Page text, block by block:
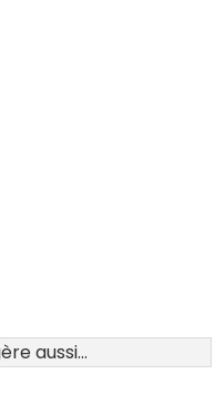
aussi...